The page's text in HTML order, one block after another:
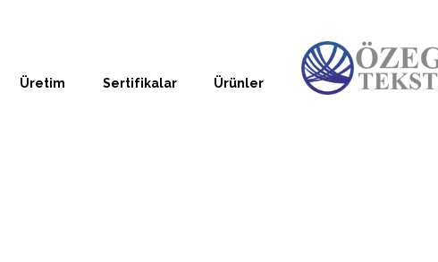
Üretim Sertifikalar Ürünler